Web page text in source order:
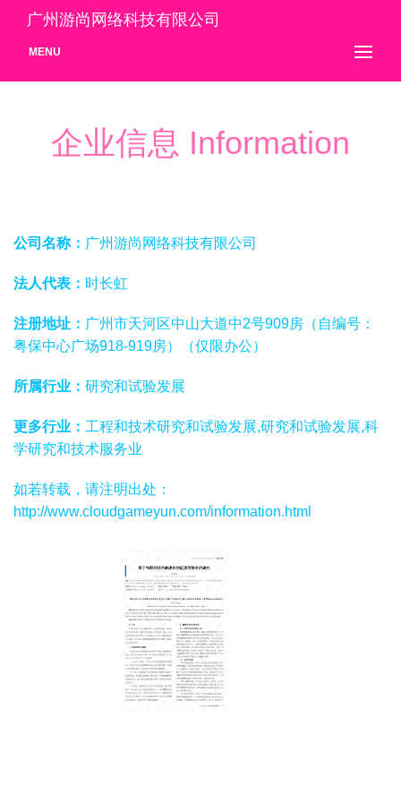
广州游尚网络科技有限公司
MENU
企业信息 Information
公司名称： 广州游尚网络科技有限公司
法人代表： 时长虹
注册地址： 广州市天河区中山大道中2号909房（自编号：
粤保中心广场918-919房）（仅限办公）
所属行业： 研究和试验发展
更多行业： 工程和技术研究和试验发展,研究和试验发展,科
学研究和技术服务业
如若转载，请注明出处：
http://www.cloudgameyun.com/information.html